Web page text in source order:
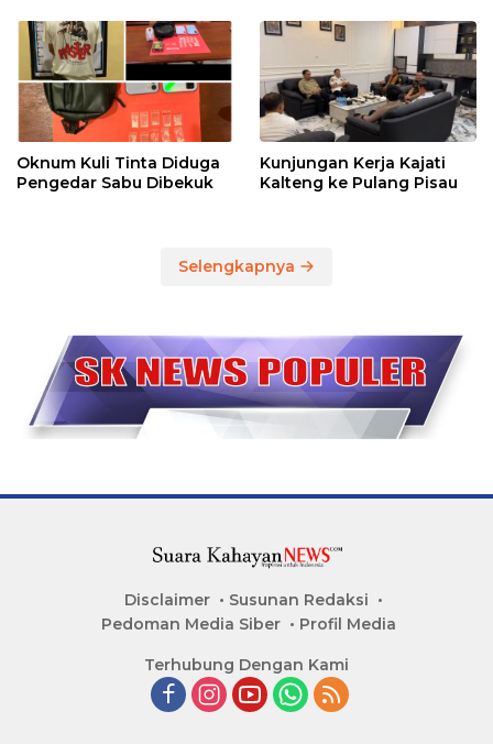
Oknum Kuli Tinta Diduga
Pengedar Sabu Dibekuk
Kunjungan Kerja Kajati
Kalteng ke Pulang Pisau
Selengkapnya
Disclaimer
Susunan Redaksi
Pedoman Media Siber
Profil Media
Terhubung Dengan Kami